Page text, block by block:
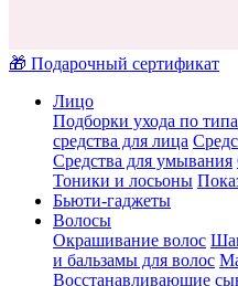
🎁 Подарочный сертификат
Лицо
Подборки ухода по
средства для лица
Средства для умывания
Тоники и лосьоны
Бьюти-гаджеты
Волосы
Окрашивание волос
и бальзамы для волос
Восстанавливающие